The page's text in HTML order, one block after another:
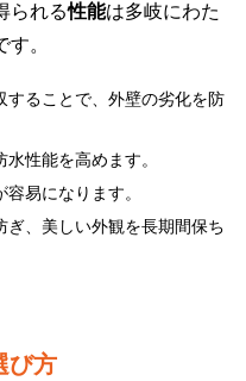
られる性能は多岐にわた
。
することで、外壁の劣化を防
性能を高めます。
易になります。
ぎ、美しい外観を長期間保ち
び方